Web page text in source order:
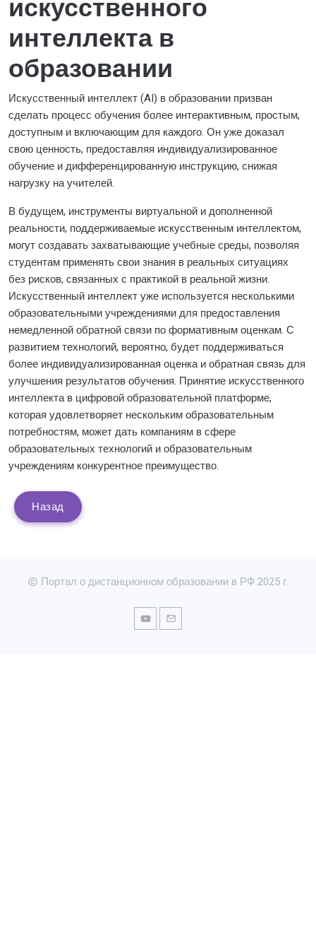
искусственного
интеллекта в
образовании
Искусственный интеллект (AI) в образовании призван
сделать процесс обучения более интерактивным, простым,
доступным и включающим для каждого. Он уже доказал
свою ценность, предоставляя индивидуализированное
обучение и дифференцированную инструкцию, снижая
нагрузку на учителей.
В будущем, инструменты виртуальной и дополненной
реальности, поддерживаемые искусственным интеллектом,
могут создавать захватывающие учебные среды, позволяя
студентам применять свои знания в реальных ситуациях
без рисков, связанных с практикой в реальной жизни.
Искусственный интеллект уже используется несколькими
образовательными учреждениями для предоставления
немедленной обратной связи по формативным оценкам. С
развитием технологий, вероятно, будет поддерживаться
более индивидуализированная оценка и обратная связь для
улучшения результатов обучения. Принятие искусственного
интеллекта в цифровой образовательной платформе,
которая удовлетворяет нескольким образовательным
потребностям, может дать компаниям в сфере
образовательных технологий и образовательным
учреждениям конкурентное преимущество.
Назад
Портал о дистанционном образовании в РФ 2025 г.